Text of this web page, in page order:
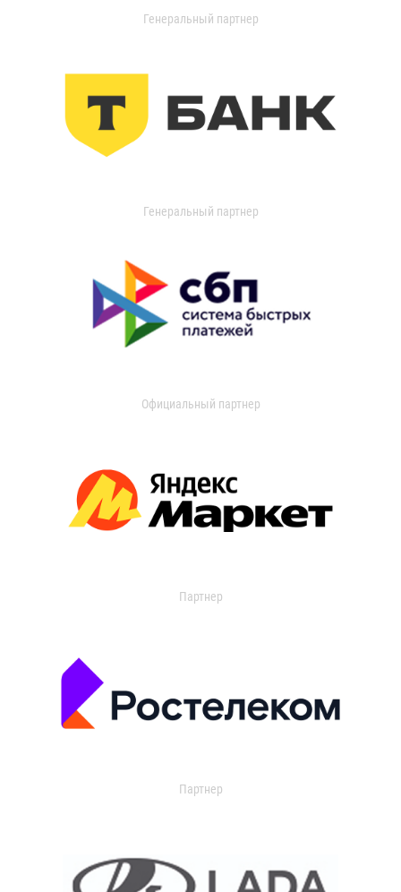
Генеральный партнер
Генеральный партнер
Официальный партнер
Партнер
Партнер